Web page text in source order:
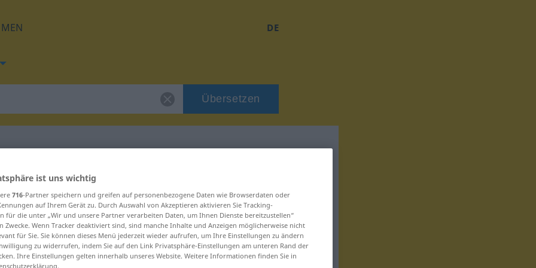
DE
Übersetzen
für "zapleten"
ist uns wichtig
716-Partner speichern und greifen auf personenbezogene Daten wie Browserdaten oder
auf Ihrem Gerät zu. Durch Auswahl von Akzeptieren aktivieren Sie Tracking-
für die unter „Wir und unsere Partner verarbeiten Daten, um Ihnen Dienste bereitzustellen“
Zwecke. Wenn Tracker deaktiviert sind, sind manche Inhalte und Anzeigen möglicherweise nicht
für Sie. Sie können dieses Menü jederzeit wieder aufrufen, um Ihre Einstellungen zu ändern
zu widerrufen, indem Sie auf den Link Privatsphäre-Einstellungen am unteren Rand der
Ihre Einstellungen gelten innerhalb unseres Website. Weitere Informationen finden Sie in